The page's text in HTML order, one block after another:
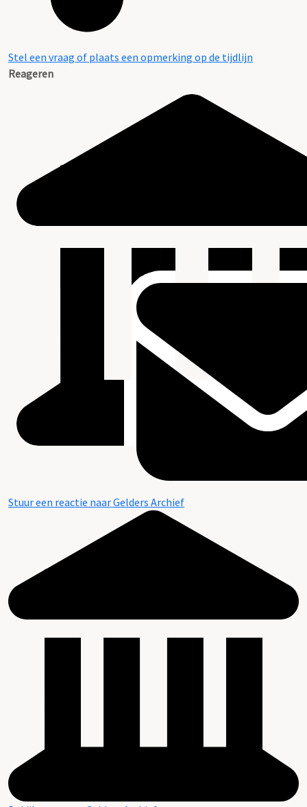
Stel een vraag of plaats een opmerking op de tijdlijn
Reageren
Stuur een reactie naar Gelders Archief